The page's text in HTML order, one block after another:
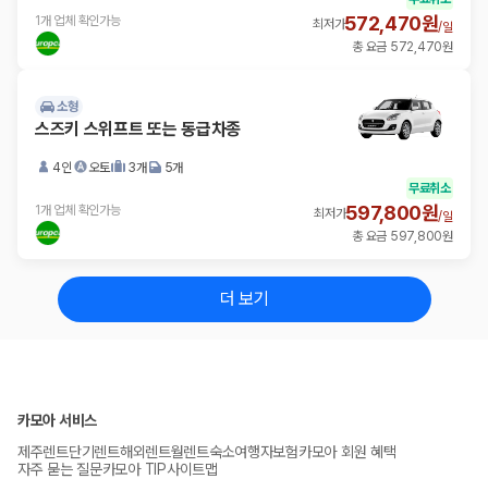
1개 업체 확인가능
최저가572,470원/일
총 요금 572,470원
소형
스즈키 스위프트 또는 동급차종
4인 오토 3개 5개
1개 업체 확인가능
무료취소
최저가597,800원/일
총 요금 597,800원
더 보기
카모아 서비스
제주렌트단기렌트해외렌트월렌트숙소여행자보험카모아 회원 혜택
자주 묻는 질문카모아 TIP사이트맵